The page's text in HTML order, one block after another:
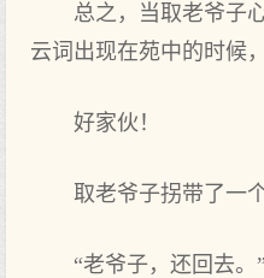
总之，当取老爷子
云词出现在苑中的时候
好家伙！
取老爷子拐带了一
“老爷子，还回去。